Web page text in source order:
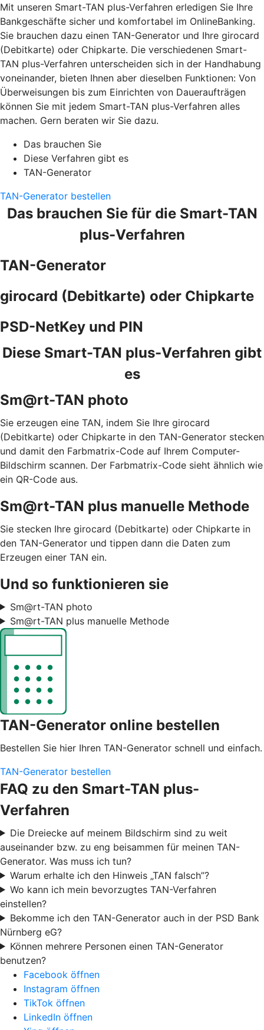
Mit unseren Smart-TAN plus-Verfahren erledigen Sie Ihre
Bankgeschäfte sicher und komfortabel im OnlineBanking.
Sie brauchen dazu einen TAN-Generator und Ihre girocard
(Debitkarte) oder Chipkarte. Die verschiedenen Smart-
TAN plus-Verfahren unterscheiden sich in der Handhabung
voneinander, bieten Ihnen aber dieselben Funktionen: Von
Überweisungen bis zum Einrichten von Daueraufträgen
können Sie mit jedem Smart-TAN plus-Verfahren alles
machen. Gern beraten wir Sie dazu.
Das brauchen Sie
Diese Verfahren gibt es
TAN-Generator
TAN-Generator bestellen
Das brauchen Sie für die Smart-TAN
plus-Verfahren
TAN-Generator
girocard (Debitkarte) oder Chipkarte
PSD-NetKey und PIN
Diese Smart-TAN plus-Verfahren gibt
es
Sm@rt-TAN photo
Sie erzeugen eine TAN, indem Sie Ihre girocard
(Debitkarte) oder Chipkarte in den TAN-Generator stecken
und damit den Farbmatrix-Code auf Ihrem Computer-
Bildschirm scannen. Der Farbmatrix-Code sieht ähnlich wie
ein QR-Code aus.
Sm@rt-TAN plus manuelle Methode
Sie stecken Ihre girocard (Debitkarte) oder Chipkarte in
den TAN-Generator und tippen dann die Daten zum
Erzeugen einer TAN ein.
Und so funktionieren sie
Sm@rt-TAN photo
Sm@rt-TAN plus manuelle Methode
TAN-Generator online bestellen
Bestellen Sie hier Ihren TAN-Generator schnell und einfach.
TAN-Generator bestellen
FAQ zu den Smart-TAN plus-
Verfahren
Die Dreiecke auf meinem Bildschirm sind zu weit
auseinander bzw. zu eng beisammen für meinen TAN-
Generator. Was muss ich tun?
Warum erhalte ich den Hinweis „TAN falsch”?
Wo kann ich mein bevorzugtes TAN-Verfahren
einstellen?
Bekomme ich den TAN-Generator auch in der PSD Bank
Nürnberg eG?
Können mehrere Personen einen TAN-Generator
benutzen?
Facebook öffnen
Instagram öffnen
TikTok öffnen
LinkedIn öffnen